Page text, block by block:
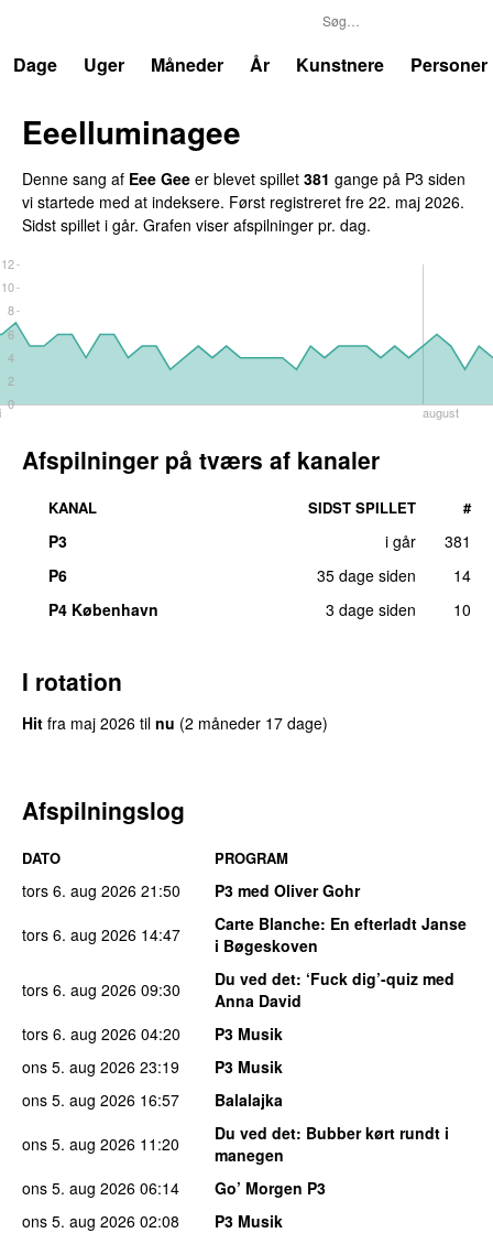
Dage
Uger Måneder År Kunstnere Personer
Eeelluminagee
Denne sang af Eee Gee er blevet spillet 381 gange på P3 siden
vi startede med at indeksere. Først registreret fre 22. maj 2026.
Sidst spillet i går. Grafen viser afspilninger pr. dag.
august
0
2
4
6
8
10
12
Afspilninger på tværs af kanaler
KANAL SIDST SPILLET #
P3 i går
381
P6
35 dage siden
14
P4 København
3 dage siden 10
I rotation
Hit fra maj 2026 til nu (2 måneder 17 dage)
Afspilningslog
DATO PROGRAM
tors 6. aug 2026 21:50
P3 med Oliver Gohr
tors 6. aug 2026 14:47 Carte Blanche: En efterladt Janse
i Bøgeskoven
tors 6. aug 2026 09:30 Du ved det: ‘Fuck dig’-quiz med
Anna David
tors 6. aug 2026 04:20
P3 Musik
ons 5. aug 2026 23:19
P3 Musik
ons 5. aug 2026 16:57
Balalajka
ons 5. aug 2026 11:20 Du ved det: Bubber kørt rundt i
manegen
ons 5. aug 2026 06:14
Go’ Morgen P3
ons 5. aug 2026 02:08
P3 Musik